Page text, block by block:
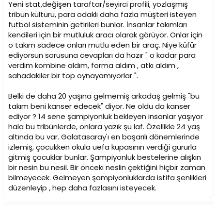
Yeni stat,değişen taraftar/seyirci profili, yozlaşmış
tribün kültürü, para odaklı daha fazla müşteri isteyen
futbol sisteminin getirileri bunlar. İnsanlar takımları
kendileri için bir mutluluk aracı olarak görüyor. Onlar için
o takım sadece onları mutlu eden bir araç. Niye küfür
ediyorsun sorusuna cevapları da hazır " o kadar para
verdim kombine aldım, forma aldım , atkı aldım ,
sahadakiler bir top oynayamıyorlar ".
Belki de daha 20 yaşına gelmemiş arkadaş gelmiş "bu
takım beni kanser edecek" diyor. Ne oldu da kanser
ediyor ? 14 sene şampiyonluk bekleyen insanlar yaşıyor
hala bu tribünlerde, onlara yazık şu laf. Özellikle 24 yaş
altında bu var. Galatasaray'ı en başarılı dönemlerinde
izlemiş, çocukken okula uefa kupasının verdiği gururla
gitmiş çocuklar bunlar. Şampiyonluk bestelerine alışkın
bir nesin bu nesil. Bir önceki neslin çektiğini hiçbir zaman
bilmeyecek. Gelmeyen şampiyonluklarda istifa şenlikleri
düzenleyip , hep daha fazlasını isteyecek.